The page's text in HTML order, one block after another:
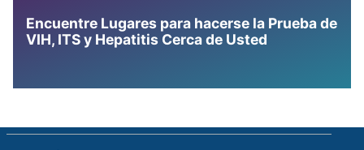
Encuentre Lugares para hacerse la Prueba de
VIH, ITS y Hepatitis Cerca de Usted